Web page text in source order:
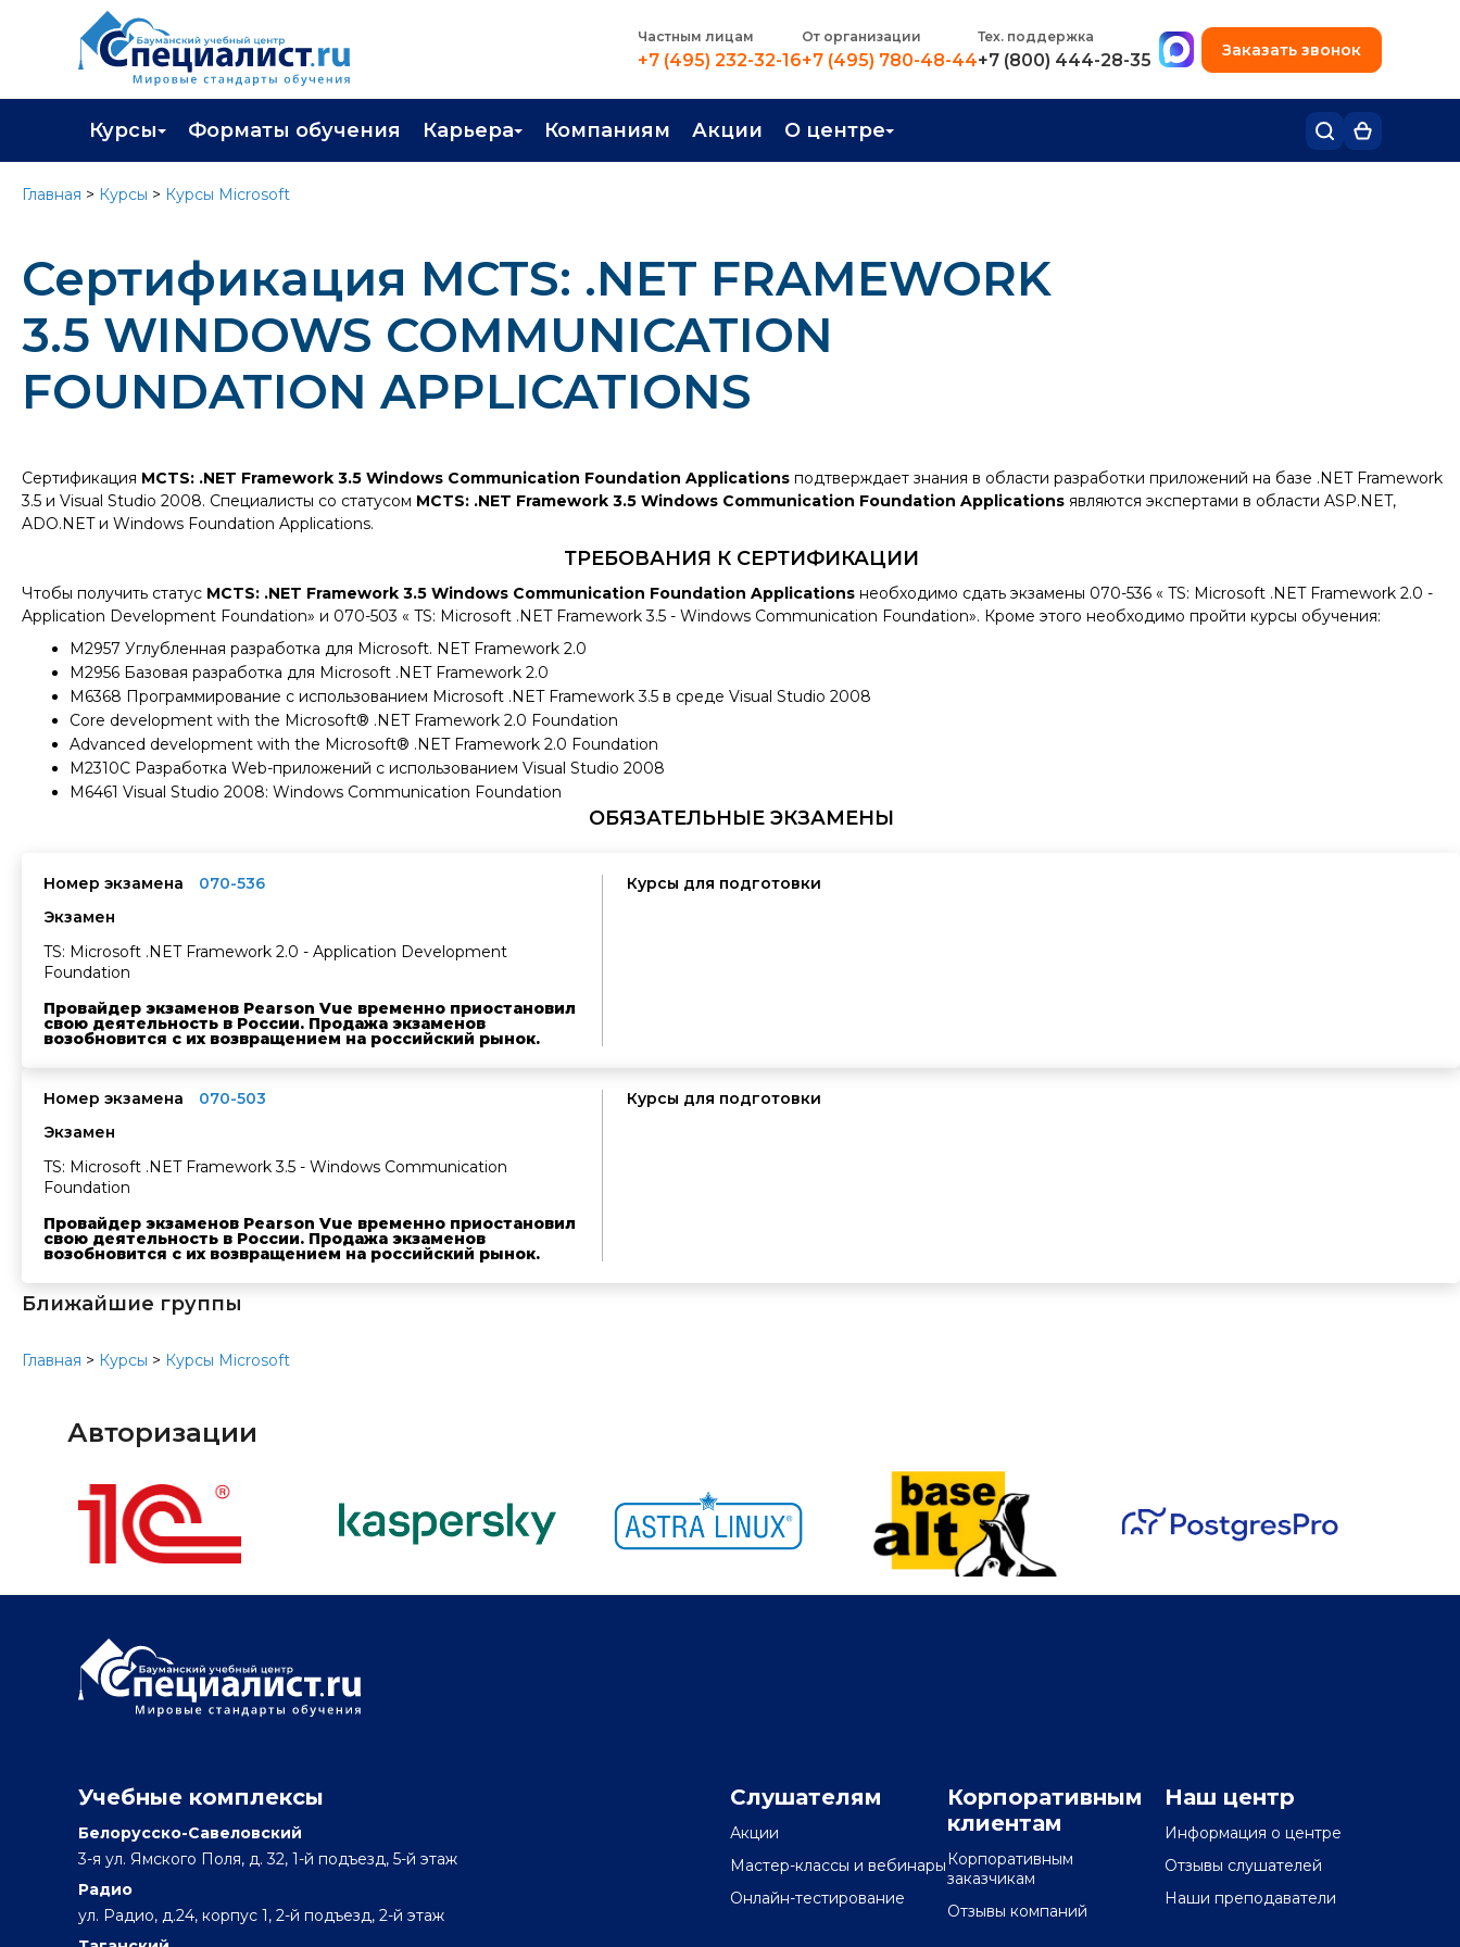
Частным лицам
+7 (495) 232-32-16
От организации
+7 (495) 780-48-44
Тех. поддержка
+7 (800) 444-28-35
+7 (495) 780-48-49
Заказать звонок
Курсы
Каталог курсов
Профессиональная переподготовка
Программа лояльности
Подарить сертификат на обучение
Форматы обучения Карьера
Трудоустройство
Компаниям Акции О центре
О центре
Вакансии
Главная > Курсы > Курсы Microsoft
Сертификация MCTS: .NET FRAMEWORK
3.5 WINDOWS COMMUNICATION
FOUNDATION APPLICATIONS
Сертификация MCTS: .NET Framework 3.5 Windows Communication Foundation Applications подтверждает знания в области разработки приложений на базе .NET Framework
3.5 и Visual Studio 2008. Специалисты со статусом MCTS: .NET Framework 3.5 Windows Communication Foundation Applications являются экспертами в области ASP.NET,
ADO.NET и Windows Foundation Applications.
ТРЕБОВАНИЯ К СЕРТИФИКАЦИИ
Чтобы получить статус MCTS: .NET Framework 3.5 Windows Communication Foundation Applications необходимо сдать экзамены 070-536 « TS: Microsoft .NET Framework 2.0 -
Application Development Foundation» и 070-503 « TS: Microsoft .NET Framework 3.5 - Windows Communication Foundation». Кроме этого необходимо пройти курсы обучения:
М2957 Углубленная разработка для Microsoft. NET Framework 2.0
М2956 Базовая разработка для Microsoft .NET Framework 2.0
М6368 Программирование с использованием Microsoft .NET Framework 3.5 в среде Visual Studio 2008
Core development with the Microsoft® .NET Framework 2.0 Foundation
Advanced development with the Microsoft® .NET Framework 2.0 Foundation
М2310С Разработка Web-приложений с использованием Visual Studio 2008
М6461 Visual Studio 2008: Windows Communication Foundation
ОБЯЗАТЕЛЬНЫЕ ЭКЗАМЕНЫ
Номер экзамена
070-536
Экзамен
TS: Microsoft .NET Framework 2.0 - Application Development
Foundation
Провайдер экзаменов Pearson Vue временно приостановил
свою деятельность в России. Продажа экзаменов
возобновится с их возвращением на российский рынок.
Курсы для подготовки
Номер экзамена
070-503
Экзамен
TS: Microsoft .NET Framework 3.5 - Windows Communication
Foundation
Провайдер экзаменов Pearson Vue временно приостановил
свою деятельность в России. Продажа экзаменов
возобновится с их возвращением на российский рынок.
Курсы для подготовки
Ближайшие группы
Главная > Курсы > Курсы Microsoft
Авторизации
Учебные комплексы
Белорусско-Савеловский
3-я ул. Ямского Поля, д. 32, 1-й подъезд, 5-й этаж
Радио
ул. Радио, д.24, корпус 1, 2-й подъезд, 2-й этаж
Слушателям
Акции
Мастер-классы и вебинары
Онлайн-тестирование
Корпоративным
клиентам
Корпоративным
заказчикам
Отзывы компаний
Наш центр
Информация о центре
Отзывы слушателей
Наши преподаватели